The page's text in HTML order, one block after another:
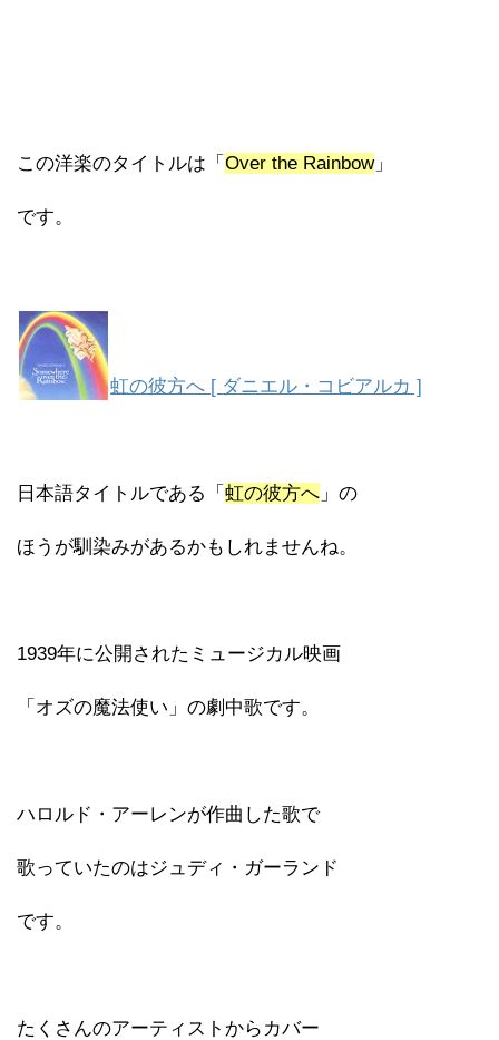
この洋楽のタイトルは「 Over the Rainbow」
です。
虹の彼方へ [ ダニエル・コビアルカ ]
日本語タイトルである「 虹の彼方へ 」の
ほうが馴染みがあるかもしれませんね。
1939年に公開されたミュージカル映画
「オズの魔法使い」の劇中歌です。
ハロルド・アーレンが作曲した歌で
歌っていたのはジュディ・ガーランド
です。
たくさんのアーティストからカバー